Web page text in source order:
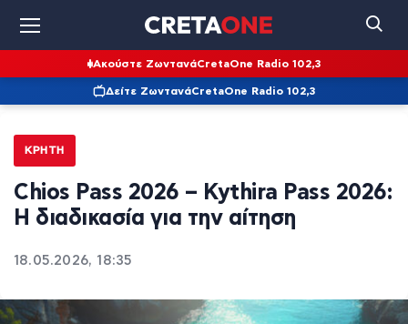
Ακούστε ΖωντανάCretaOne Radio 102,3
Δείτε ΖωντανάCretaOne Radio 102,3
ΚΡΉΤΗ
Chios Pass 2026 – Kythira Pass 2026:
Η διαδικασία για την αίτηση
18.05.2026, 18:35